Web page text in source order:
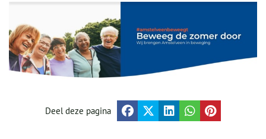
Deel deze pagina